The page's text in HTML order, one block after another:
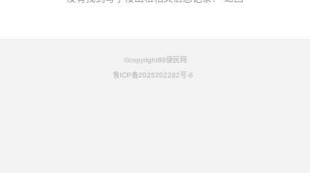
©copyright88便民网
鲁ICP备2025202282号-6